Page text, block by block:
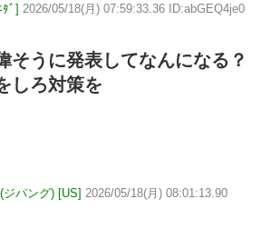
ﾞ] 2026/05/18(月) 07:59:33.36 ID:abGEQ4je0
そうに発表してなんになる？
しろ対策を
パング) [US] 2026/05/18(月) 08:01:13.90